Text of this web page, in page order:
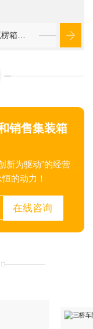
酒泉瓦楞箱住人集装箱
销售集装箱
新为驱动”的经营
的动力！
在线咨询